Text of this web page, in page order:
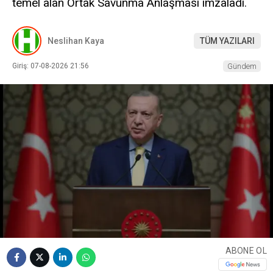
Neslihan Kaya TÜM YAZILARI
Giriş: 07-08-2026 21:56 Gündem
ABONE OL